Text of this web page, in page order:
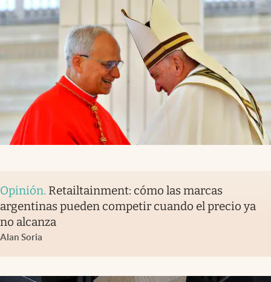
Opinión. Retailtainment: cómo las marcas
argentinas pueden competir cuando el precio ya
no alcanza
Alan Soria